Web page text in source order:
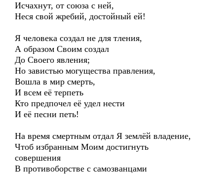
Исчахнут, от союза с ней,
Неся свой жребий, достойный ей!
Я человека создал не для тления,
А образом Своим создал
До Своего явления;
Но завистью могущества правления,
Вошла в мир смерть,
И всем её терпеть
Кто предпочел её удел нести
И её песни петь!
На время смертным отдал Я землёй владение,
Чтоб избранным Моим достигнуть
совершения
В противоборстве с самозванцами